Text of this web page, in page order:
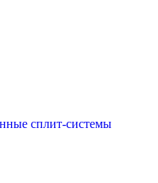
сплит-системы